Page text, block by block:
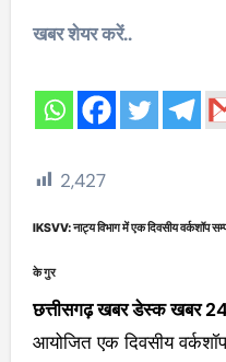
खबर शेयर करें..
2,427
IKSVV: नाट्य विभाग में एक दिवसीय वर्कशॉप
के गुर
छत्तीसगढ़ खबर डेस्क खबर
आयोजित एक दिवसीय